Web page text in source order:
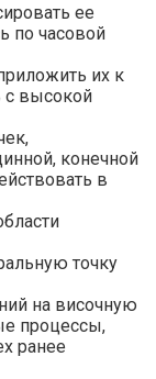
ее
по часовой
их к
с высокой
конечной
в
точку
на височную
процессы,
ранее